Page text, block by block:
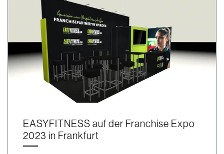
EASYFITNESS auf der Franchise Expo
2023 in Frankfurt